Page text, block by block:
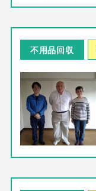
不用品回収